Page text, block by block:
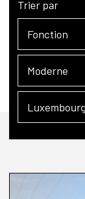
Trier par
Fonction
Moderne
Luxembourg